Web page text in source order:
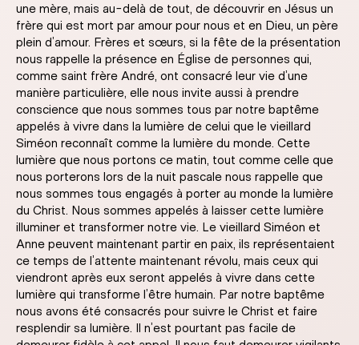
une mère, mais au-delà de tout, de découvrir en Jésus un
frère qui est mort par amour pour nous et en Dieu, un père
plein d’amour. Frères et sœurs, si la fête de la présentation
nous rappelle la présence en Église de personnes qui,
comme saint frère André, ont consacré leur vie d’une
manière particulière, elle nous invite aussi à prendre
conscience que nous sommes tous par notre baptême
appelés à vivre dans la lumière de celui que le vieillard
Siméon reconnaît comme la lumière du monde. Cette
lumière que nous portons ce matin, tout comme celle que
nous porterons lors de la nuit pascale nous rappelle que
nous sommes tous engagés à porter au monde la lumière
du Christ. Nous sommes appelés à laisser cette lumière
illuminer et transformer notre vie. Le vieillard Siméon et
Anne peuvent maintenant partir en paix, ils représentaient
ce temps de l’attente maintenant révolu, mais ceux qui
viendront après eux seront appelés à vivre dans cette
lumière qui transforme l’être humain. Par notre baptême
nous avons été consacrés pour suivre le Christ et faire
resplendir sa lumière. Il n’est pourtant pas facile de